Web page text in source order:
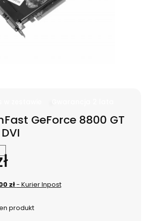
GeForce 8800 GT
zł- Kurier Inpost
produkt